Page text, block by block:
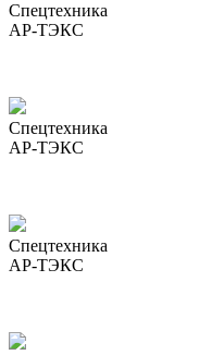
Спецтехника
АР-ТЭКС
Спецтехника
АР-ТЭКС
Спецтехника
АР-ТЭКС